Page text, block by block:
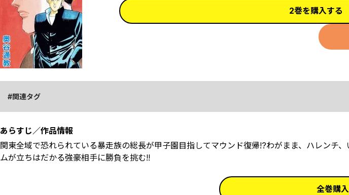
2巻を購入する
関連タグ
あらすじ／作品情報
関東全域で恐れられている暴走族の総長が甲子園目指してマウンド復帰!?わがまま、ハレンチ
ムが立ちはだかる強豪相手に勝負を挑む!!
全巻購